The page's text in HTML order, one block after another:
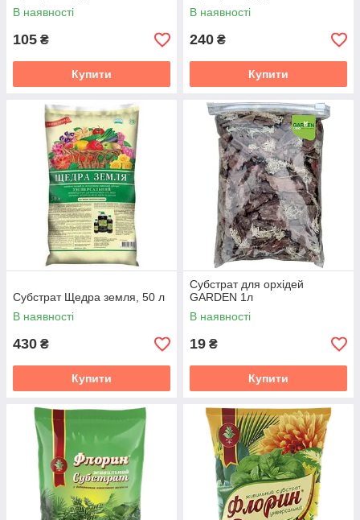
В наявності
105 ₴
Купити
В наявності
240 ₴
Купити
Субстрат Щедра земля, 50 л
В наявності
430 ₴
Купити
Субстрат для орхідей
GARDEN 1л
В наявності
19 ₴
Купити